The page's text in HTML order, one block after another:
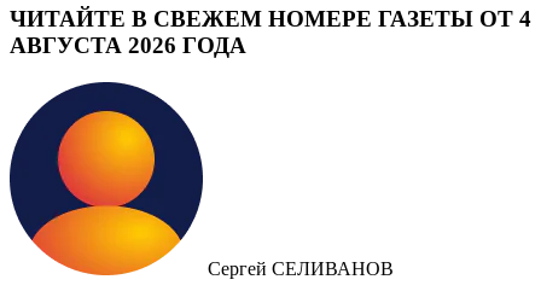
ЧИТАЙТЕ В СВЕЖЕМ НОМЕРЕ ГАЗЕТЫ ОТ 4
АВГУСТА 2026 ГОДА
Сергей СЕЛИВАНОВ